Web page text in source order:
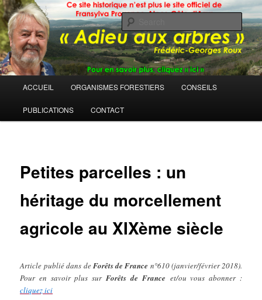
Skip
to
content
ACCUEIL ORGANISMES FORESTIERS CONSEILS
PUBLICATIONS CONTACT
Petites parcelles : un
héritage du morcellement
agricole au XIXème siècle
Article publié dans deForêts de France n°610 (janvier/février 2018).
Pour en savoir plus surForêts de France et/ou vous abonner :
cliquez ici